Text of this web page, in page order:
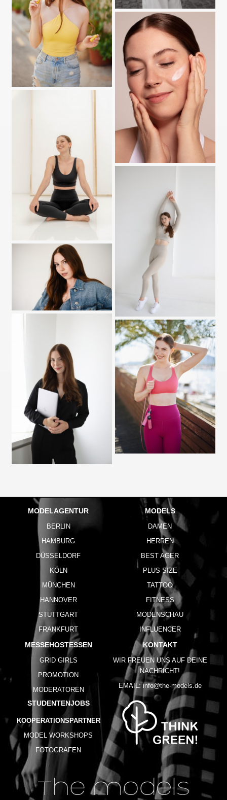
MODELAGENTUR
BERLIN
HAMBURG
DÜSSELDORF
KÖLN
MÜNCHEN
HANNOVER
STUTTGART
FRANKFURT
MODELS
DAMEN
HERREN
BEST AGER
PLUS SIZE
TATTOO
FITNESS
MODENSCHAU
INFLUENCER
MESSEHOSTESSEN
GRID GIRLS
PROMOTION
MODERATOREN
STUDENTENJOBS
KOOPERATIONSPARTNER
MODEL WORKSHOPS
FOTOGRAFEN
KONTAKT
WIR FREUEN UNS AUF DEINE
NACHRICHT!
EMAIL: info@the-models.de